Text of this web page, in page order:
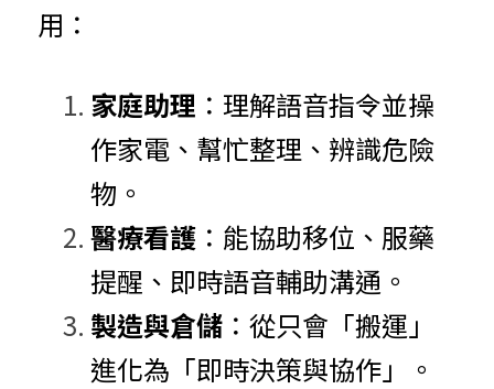
用：
家庭助理 ：理解語音指令並操
作家電、幫忙整理、辨識危險
物。
醫療看護 ：能協助移位、服藥
提醒、即時語音輔助溝通。
製造與倉儲 ：從只會「搬運」
進化為「即時決策與協作」。